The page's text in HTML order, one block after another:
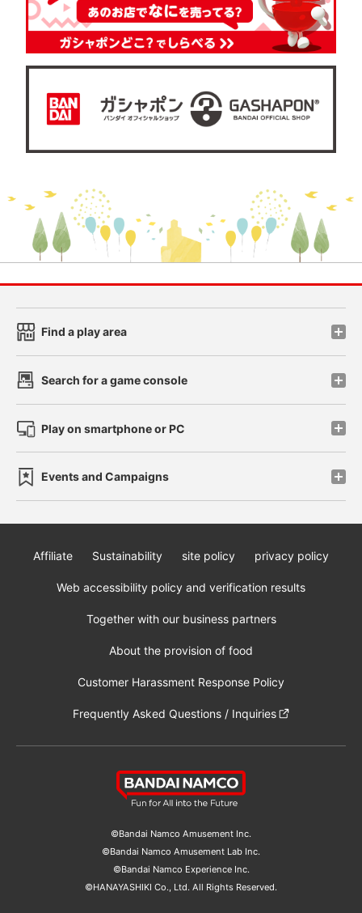
Store information
Find a play area
Search for a game console
Play on smartphone or PC
Events and Campaigns
Affiliate Sustainability site policy privacy policy
Web accessibility policy and verification results
Together with our business partners
About the provision of food
Customer Harassment Response Policy
Frequently Asked Questions / Inquiries
©Bandai Namco Amusement Inc.
©Bandai Namco Amusement Lab Inc.
©Bandai Namco Experience Inc.
©HANAYASHIKI Co., Ltd. All Rights Reserved.